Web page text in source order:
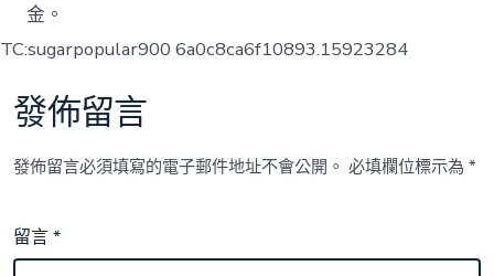
金。
TC:sugarpopular900 6a0c8ca6f10893.15923284
發佈留言
發佈留言必須填寫的電子郵件地址不會公開。 必填欄位標示為*
留言*